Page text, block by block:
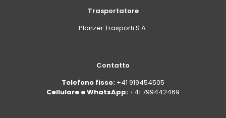
Trasportatore
Planzer Trasporti S.A.
Contatto
Telefono fisso: +41 919454505
Cellulare e WhatsApp: +41 799442469